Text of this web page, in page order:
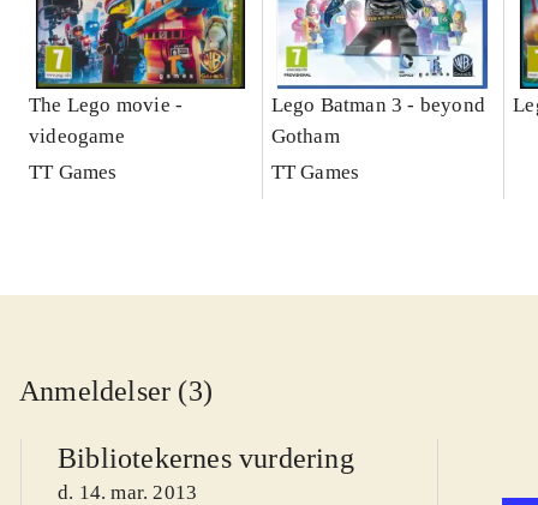
The Lego movie -
videogame
TT Games
Lego Batman 3 - beyond
Gotham
TT Games
Anmeldelser (3)
Bibliotekernes vurdering
d. 14. mar. 2013